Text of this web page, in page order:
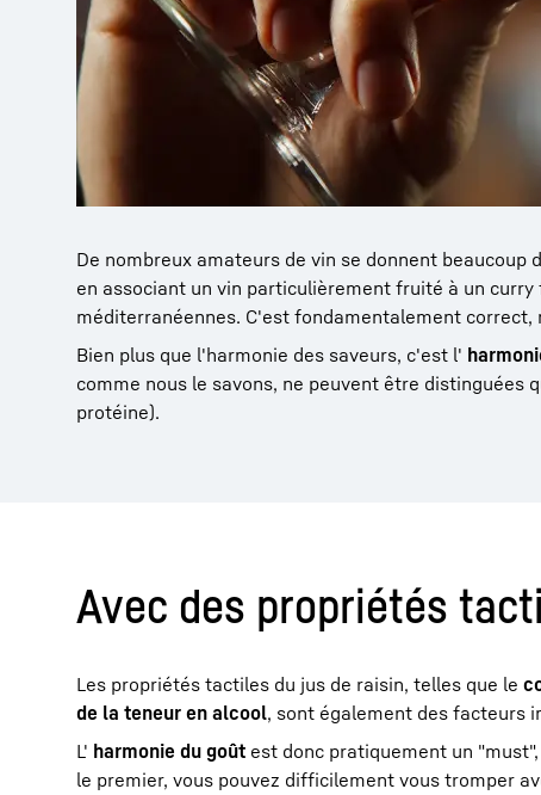
De nombreux amateurs de vin se donnent beaucoup
en associant un vin particulièrement fruité à un
méditerranéennes. C'est fondamentalement
Bien plus que l'harmonie des saveurs, c'est l'
comme nous le savons, ne peuvent être distinguées
protéine).
Avec des propriétés
Les propriétés tactiles du jus de raisin, telles que le
de la teneur en alcool, sont également des facteurs
L' harmonie du goût est donc pratiquement un
le premier, vous pouvez difficilement vous tromper